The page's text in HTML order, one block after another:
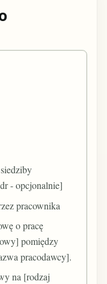
- opcjonalnie]
pracownika
o pracę
pomiędzy
pracodawcy].
na [rodzaj